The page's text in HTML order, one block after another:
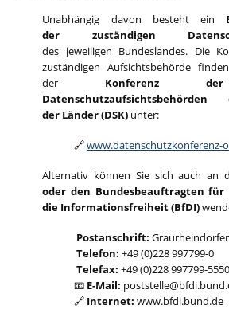
Unabhängig davon besteht ein
der zuständigen
des jeweiligen Bundeslandes. Die
zuständigen Aufsichtsbehörde
der Konferenz der
der Länder (DSK) unter:
🔗www.datenschutzkonferenz-
Alternativ können Sie sich auch an
oder den Bundesbeauftragten
die Informationsfreiheit (BfDI)
Postanschrift: Graurheindorfer
Telefon: +49 (0)228 997799-0
Telefax: +49 (0)228 997799-5550
📧 E-Mail:
🔗 Internet: www.bfdi.bund.de